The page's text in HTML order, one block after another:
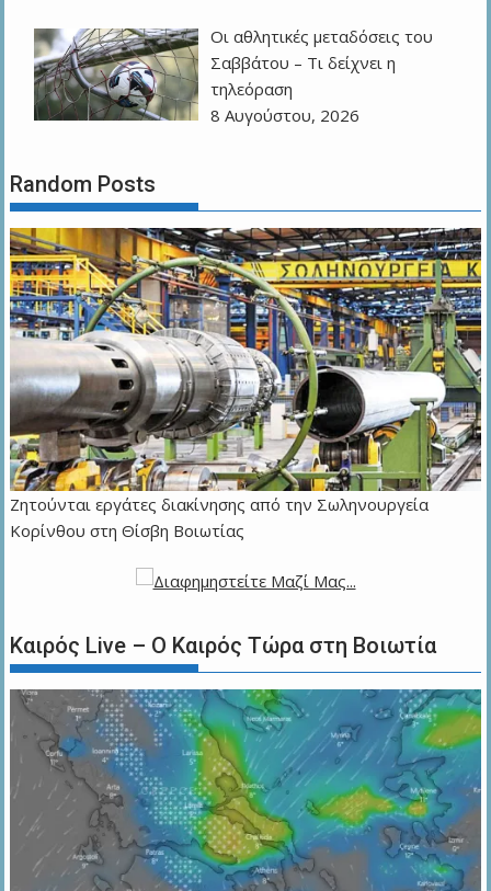
Οι αθλητικές μεταδόσεις του
Σαββάτου – Τι δείχνει η
τηλεόραση
8 Αυγούστου, 2026
Random Posts
Ζητούνται εργάτες διακίνησης από την Σωληνουργεία
Κορίνθου στη Θίσβη Βοιωτίας
Καιρός Live – Ο Καιρός Τώρα στη Βοιωτία